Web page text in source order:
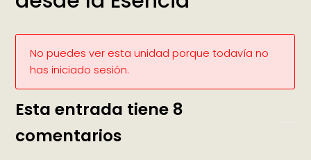
No puedes ver esta unidad porque todavía no
has iniciado sesión.
Esta entrada tiene 8
comentarios